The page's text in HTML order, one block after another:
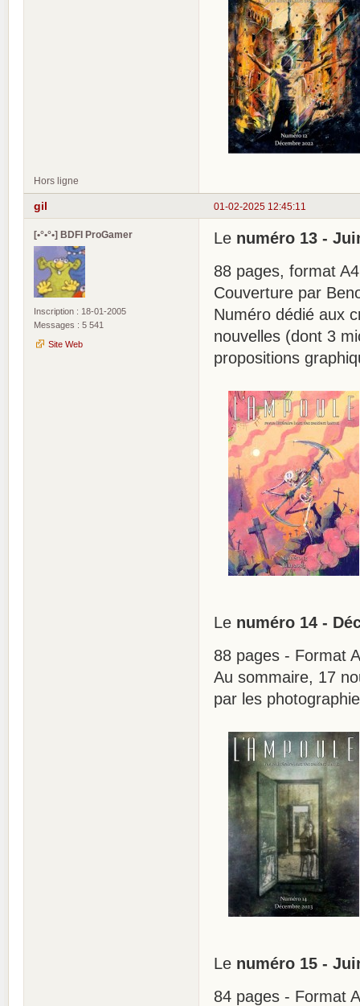
Hors ligne
01-02-2025 12:45:11
gil
[•°•°•] BDFI ProGamer
Inscription : 18-01-2005
Messages : 5 541
Site Web
Le numéro 13 -
88 pages, format
Couverture par
Numéro dédié aux
nouvelles (dont 3
propositions
Le numéro 14 -
88 pages - Format
Au sommaire, 17
par les
Le numéro 15 -
84 pages - Format